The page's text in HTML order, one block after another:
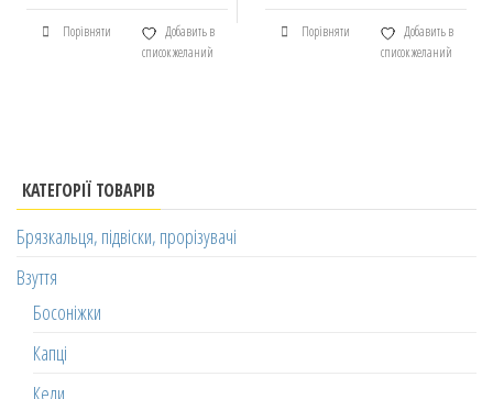
Порівняти
Добавить в
список желаний
Порівняти
Добавить в
список желаний
КАТЕГОРІЇ ТОВАРІВ
Брязкальця, підвіски, прорізувачі
Взуття
Босоніжки
Капці